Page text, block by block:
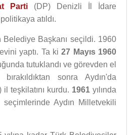
Parti (DP) Denizli İl İdare
atıldı.
Belediye Başkanı seçildi. 1960
yaptı. Ta ki27 Mayıs 1960
tutuklandı ve görevden el
sonra Aydın'da
il teşkilatını kurdu. 1961 yılında
Aydın Milletvekili